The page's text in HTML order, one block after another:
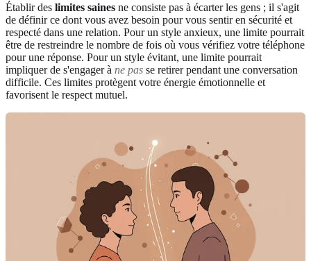
Établir des limites saines ne consiste pas à écarter les gens ; il s'agit
de définir ce dont vous avez besoin pour vous sentir en sécurité et
respecté dans une relation. Pour un style anxieux, une limite pourrait
être de restreindre le nombre de fois où vous vérifiez votre téléphone
pour une réponse. Pour un style évitant, une limite pourrait
impliquer de s'engager à ne pas se retirer pendant une conversation
difficile. Ces limites protègent votre énergie émotionnelle et
favorisent le respect mutuel.